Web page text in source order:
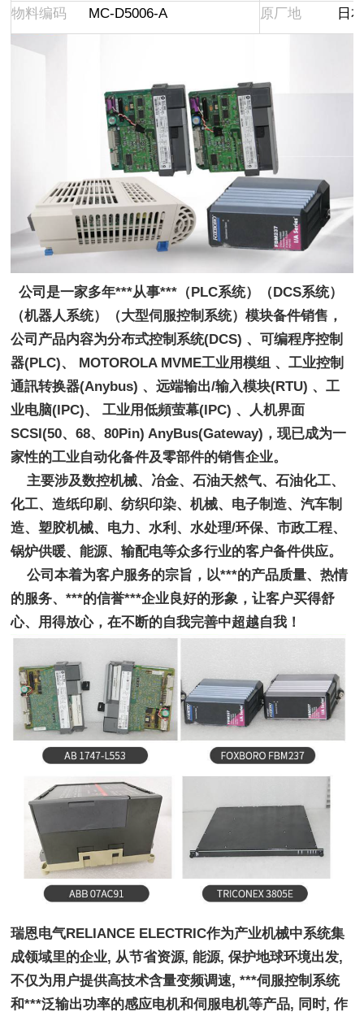
物料编码 MC-D5006-A 原厂地 日
（机器人系统）（大型伺服控制系统）模块备件销售，
公司产品内容为分布式控制系统(DCS) 、可编程序控制
器(PLC)、 MOTOROLA MVME工业用模组 、工业控制
通訊转换器(Anybus) 、远端输出/输入模块(RTU) 、工
业电脑(IPC)、 工业用低頻萤幕(IPC) 、人机界面
SCSI(50、68、80Pin) AnyBus(Gateway)，现已成为一
家性的工业自动化备件及零部件的销售企业。
主要涉及数控机械、冶金、石油天然气、石油化工、
化工、造纸印刷、纺织印染、机械、电子制造、汽车制
造、塑胶机械、电力、水利、水处理/环保、市政工程、
锅炉供暖、能源、输配电等众多行业的客户备件供应。
公司本着为客户服务的宗旨，以***的产品质量、热情
的服务、***的信誉***企业良好的形象，让客户买得舒
心、用得放心，在不断的自我完善中超越自我！
瑞恩电气RELIANCE ELECTRIC作为产业机械中系统集
成领域里的企业, 从节省资源, 能源, 保护地球环境出发,
不仅为用户提供高技术含量变频调速, ***伺服控制系统
和***泛输出功率的感应电机和伺服电机等产品, 同时, 作